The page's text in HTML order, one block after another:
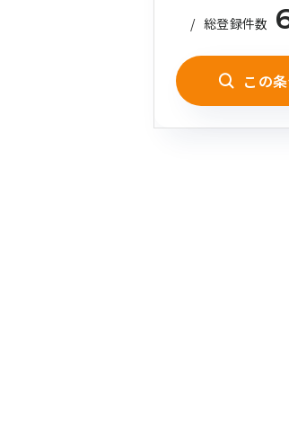
/ 総登録件数
この